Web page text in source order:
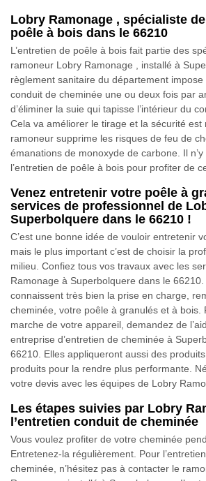
Lobry Ramonage , spécialiste
poêle à bois dans le 66210
L’entretien de poêle à bois fait partie des
ramoneur Lobry Ramonage , installé à
règlement sanitaire du département
conduit de cheminée une ou deux fois par
d’éliminer la suie qui tapisse l’intérieur du
Cela va améliorer le tirage et la sécurité est
ramoneur supprime les risques de feu de
émanations de monoxyde de carbone. Il
l’entretien de poêle à bois pour profiter de
Venez entretenir votre poêle à
services de professionnel de
Superbolquere dans le 66210 !
C’est une bonne idée de vouloir entretenir
mais le plus important c’est de choisir la
milieu. Confiez tous vos travaux avec les
Ramonage à Superbolquere dans le
connaissent très bien la prise en charge,
cheminée, votre poêle à granulés et à bois.
marche de votre appareil, demandez de
entreprise d’entretien de cheminée à
66210. Elles appliqueront aussi des
produits pour la rendre plus performante.
votre devis avec les équipes de Lobry
Les étapes suivies par Lobry
l’entretien conduit de cheminée
Vous voulez profiter de votre cheminée
Entretenez-la régulièrement. Pour
cheminée, n’hésitez pas à contacter le